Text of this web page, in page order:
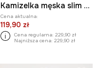
Kamizelka męska slim w kratę
Cena aktualna:
119,90 zł
Cena regularna: 229,90 zł
Najniższa cena: 229,90 zł